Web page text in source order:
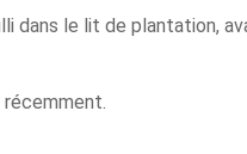
le lit de plantation,